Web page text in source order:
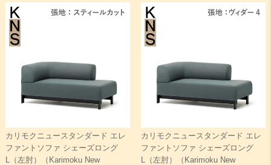
カリモクニュースタンダード エレ
ファントソファ シェーズロング
L（左肘）（Karimoku New
カリモクニュースタンダード エレ
ファントソファ シェーズロング
L（左肘）（Karimoku New